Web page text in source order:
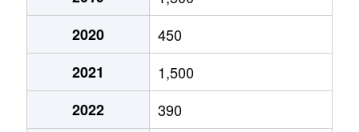
2020
450
2021
1,500
2022
390